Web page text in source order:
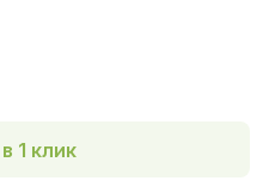
1 клик